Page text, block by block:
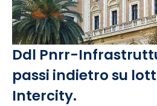
Ddl Pnrr-
passi indietro su
Intercity.